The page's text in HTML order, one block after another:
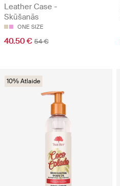
Leather Case -
Skūšanās
ONE SIZE
40.50 € 54 €
10% Atlaide